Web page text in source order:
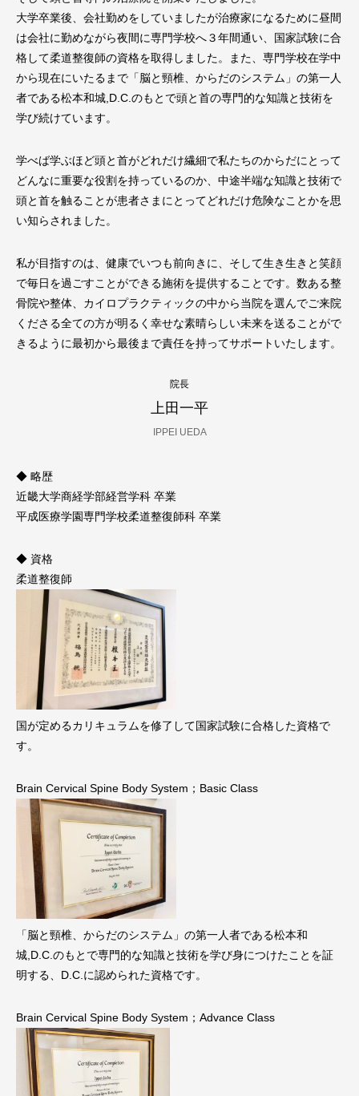
大学卒業後、会社勤めをしていましたが治療家になるために昼間
は会社に勤めながら夜間に専門学校へ３年間通い、国家試験に合
格して柔道整復師の資格を取得しました。また、専門学校在学中
から現在にいたるまで「脳と頸椎、からだのシステム」の第一人
者である松本和城,D.C.のもとで頭と首の専門的な知識と技術を
学び続けています。
学べば学ぶほど頭と首がどれだけ繊細で私たちのからだにとって
どんなに重要な役割を持っているのか、中途半端な知識と技術で
頭と首を触ることが患者さまにとってどれだけ危険なことかを思
い知らされました。
私が目指すのは、健康でいつも前向きに、そして生き生きと笑顔
で毎日を過ごすことができる施術を提供することです。数ある整
骨院や整体、カイロプラクティックの中から当院を選んでご来院
くださる全ての方が明るく幸せな素晴らしい未来を送ることがで
きるように最初から最後まで責任を持ってサポートいたします。
院長
上田一平
IPPEI UEDA
◆ 略歴
近畿大学商経学部経営学科 卒業
平成医療学園専門学校柔道整復師科 卒業
◆ 資格
柔道整復師
国が定めるカリキュラムを修了して国家試験に合格した資格で
す。
Brain Cervical Spine Body System；Basic Class
「脳と頸椎、からだのシステム」の第一人者である松本和
城,D.C.のもとで専門的な知識と技術を学び身につけたことを証
明する、D.C.に認められた資格です。
Brain Cervical Spine Body System；Advance Class